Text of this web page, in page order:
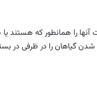
را همانطور که هستند یا
گیاهان را در ظرفی در